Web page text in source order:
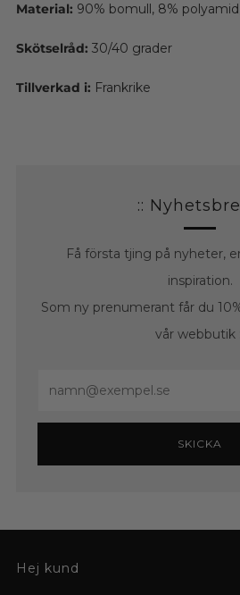
Material: 90% bomull, 8%
Skötselråd: 30/40 grader
Tillverkad i: Frankrike
::
Få första tjing på nyheter,
inspiration.
Som ny prenumerant får du
vår webbutik
SKICKA
Hej kund